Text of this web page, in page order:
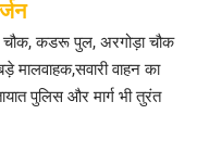
चौक, कडरू पुल, अरगोड़ा चौक
मालवाहक,सवारी वाहन का
पुलिस और मार्ग भी तुरंत